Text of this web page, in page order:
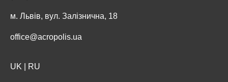
м. Львів, вул. Залізнична, 18
office@acropolis.ua
UK RU